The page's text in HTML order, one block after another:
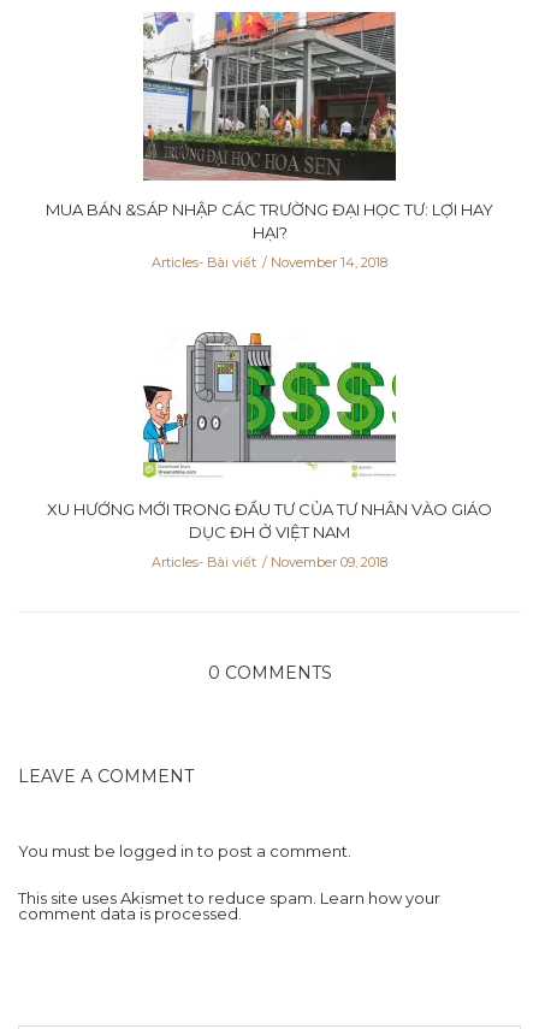
MUA BÁN &SÁP NHẬP CÁC TRƯỜNG ĐẠI HỌC TƯ: LỢI HAY
HẠI?
Articles- Bài viết November 14, 2018
XU HƯỚNG MỚI TRONG ĐẦU TƯ CỦA TƯ NHÂN VÀO GIÁO
DỤC ĐH Ở VIỆT NAM
Articles- Bài viết November 09, 2018
0 COMMENTS
LEAVE A COMMENT
You must be logged into post a comment.
This site uses Akismet to reduce spam. Learn how your
comment data is processed.